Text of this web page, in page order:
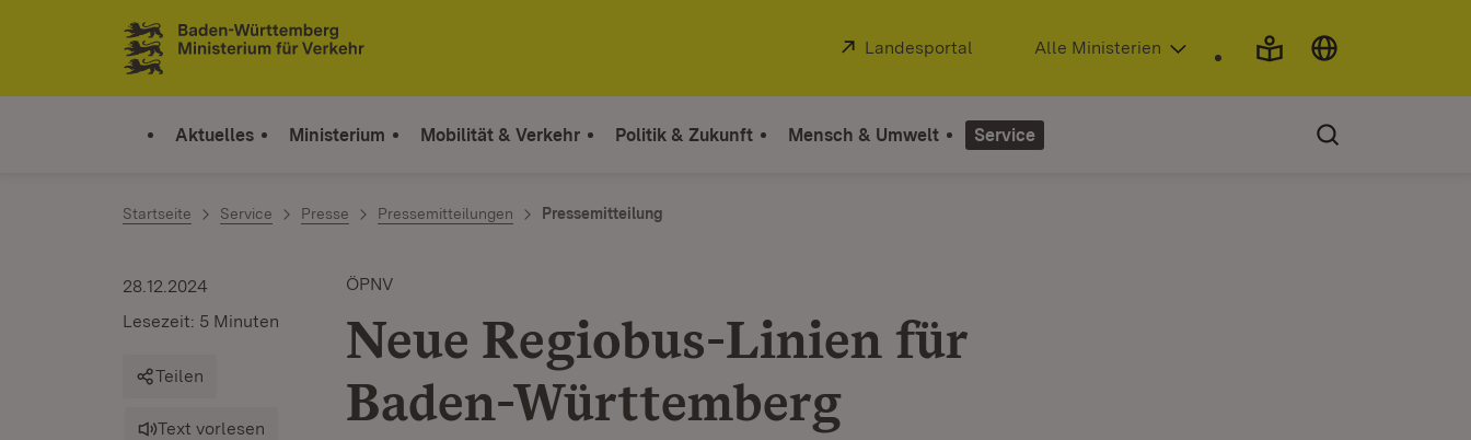
Zum Inhalt springen
Link zur Startseite
Extern:
Landesportal (Öffnet in neuem Fenster)
Alle Ministerien
Aktuelles Ministerium Mobilität & Verkehr Politik & Zukunft Mensch & Umwelt Service
Startseite Service Presse Pressemitteilungen Pressemitteilung
ÖPNV
Neue Regiobus-Linien für
Baden-Württemberg
28.12.2024
Lesezeit: 5 Minuten
Teilen
Text vorlesen